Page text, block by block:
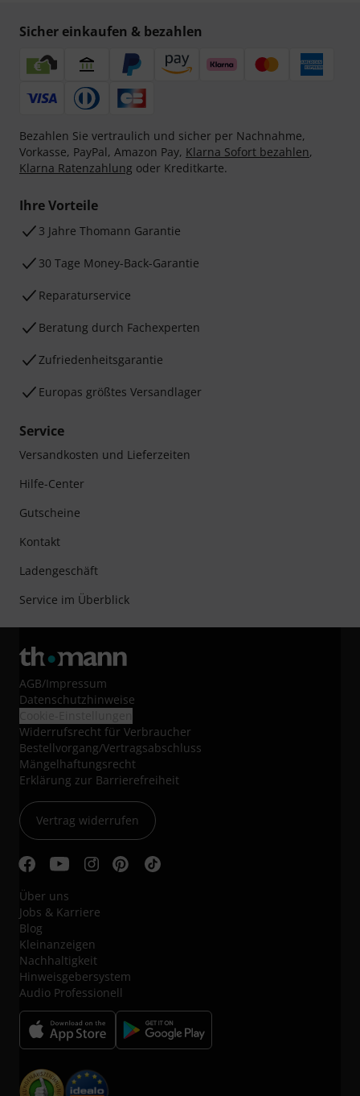
Sicher einkaufen & bezahlen
Bezahlen Sie vertraulich und sicher per Nachnahme,
Vorkasse, PayPal, Amazon Pay, Klarna Sofort bezahlen,
Klarna Ratenzahlung oder Kreditkarte.
Ihre Vorteile
3 Jahre Thomann Garantie
30 Tage Money-Back-Garantie
Reparaturservice
Beratung durch Fachexperten
Zufriedenheitsgarantie
Europas größtes Versandlager
Service
Versandkosten und Lieferzeiten
Hilfe-Center
Gutscheine
Kontakt
Ladengeschäft
Service im Überblick
AGB/Impressum
Datenschutzhinweise
Widerrufsrecht für Verbraucher
Bestellvorgang/Vertragsabschluss
Mängelhaftungsrecht
Erklärung zur Barrierefreiheit
Vertrag widerrufen
Über uns
Jobs & Karriere
Blog
Kleinanzeigen
Nachhaltigkeit
Hinweisgebersystem
Audio Professionell